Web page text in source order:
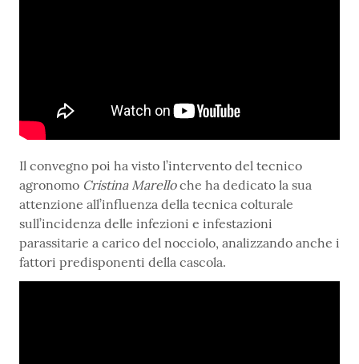
Il convegno poi ha visto l’intervento del tecnico
agronomo Cristina Marelloche ha dedicato la sua
attenzione all’influenza della tecnica colturale
sull’incidenza delle infezioni e infestazioni
parassitarie a carico del nocciolo, analizzando anche i
fattori predisponenti della cascola.